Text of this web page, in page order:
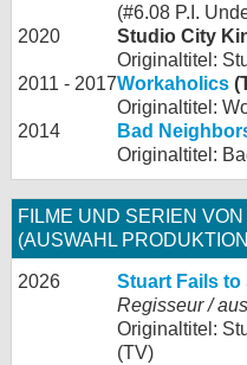
(#6.08 P.I.
2020
Studio City
Originaltitel:
2011 - 2017Workaholics
Originaltitel:
2014
Bad
Originaltitel:
FILME UND SERIEN
(AUSWAHL
2026 Stuart Fails to
Regisseur /
Originaltitel:
(TV)